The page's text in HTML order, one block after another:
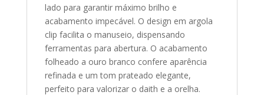
lado para garantir máximo brilho e
acabamento impecável. O design em argola
clip facilita o manuseio, dispensando
ferramentas para abertura. O acabamento
folheado a ouro branco confere aparência
refinada e um tom prateado elegante,
perfeito para valorizar o daith e a orelha.